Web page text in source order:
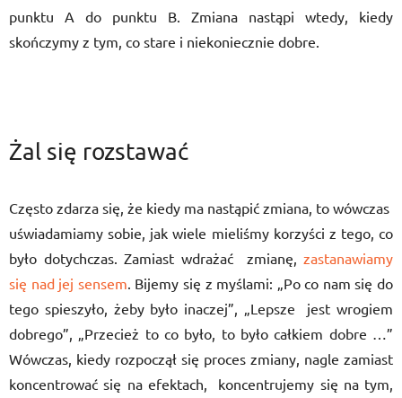
punktu A do punktu B. Zmiana nastąpi wtedy, kiedy
skończymy z tym, co stare i niekoniecznie dobre.
Żal się rozstawać
Często zdarza się, że kiedy ma nastąpić zmiana, to wówczas
uświadamiamy sobie, jak wiele mieliśmy korzyści z tego, co
było dotychczas. Zamiast wdrażać zmianę, zastanawiamy
się nad jej sensem. Bijemy się z myślami: „Po co nam się do
tego spieszyło, żeby było inaczej”, „Lepsze jest wrogiem
dobrego”, „Przecież to co było, to było całkiem dobre …”
Wówczas, kiedy rozpoczął się proces zmiany, nagle zamiast
koncentrować się na efektach, koncentrujemy się na tym,